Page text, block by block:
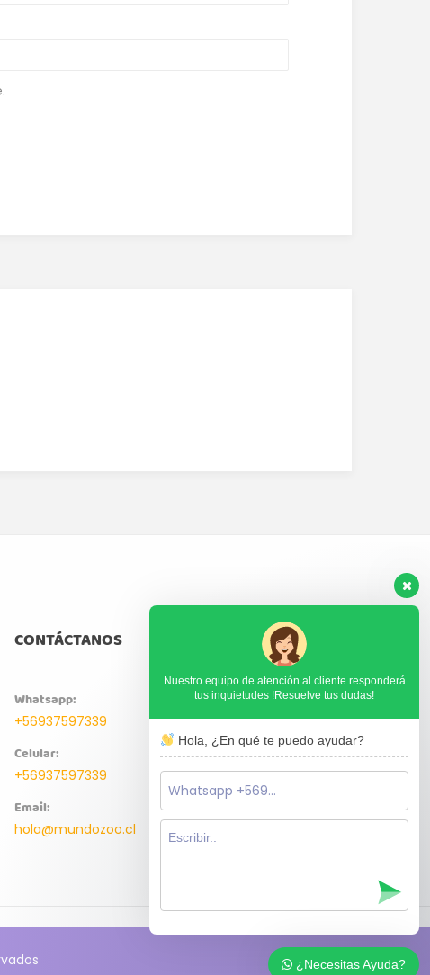
CONTÁCTANOS
Whatsapp:
+56937597339
Celular:
+56937597339
Email:
hola@mundozoo.cl
Nuestro equipo de atención al cliente responderá
tus inquietudes !Resuelve tus dudas!
Hola, ¿En qué te puedo ayudar?
¿Necesitas Ayuda?